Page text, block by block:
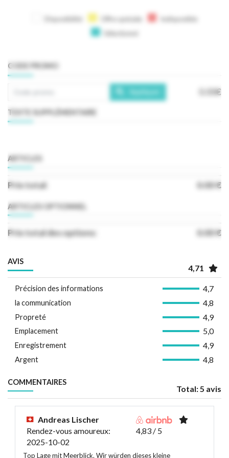
CODE PROMO
Appliquer 0.00€
TEXTE SUPPLÉMENTAIRE
ARTICLES
Prix ​​total: 0.00 €
ARTICLES OPTIONNEL
Prix total des options: 0.00 €
AVIS
4,71
Précision des informations 4,7
la communication 4,8
Propreté 4,9
Emplacement 5,0
Enregistrement 4,9
Argent 4,8
COMMENTAIRES
Total: 5 avis
Andreas Lischer
Rendez-vous amoureux:
2025-10-02
4,83 / 5
Top Lage mit Meerblick. Wir würden dieses kleine